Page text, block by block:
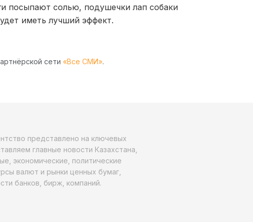
посыпают солью, подушечки лап собаки
иметь лучший эффект.
сети «Все СМИ».
представлено на ключевых
главные новости Казахстана,
экономические, политические
валют и рынки ценных бумаг,
банков, бирж, компаний.